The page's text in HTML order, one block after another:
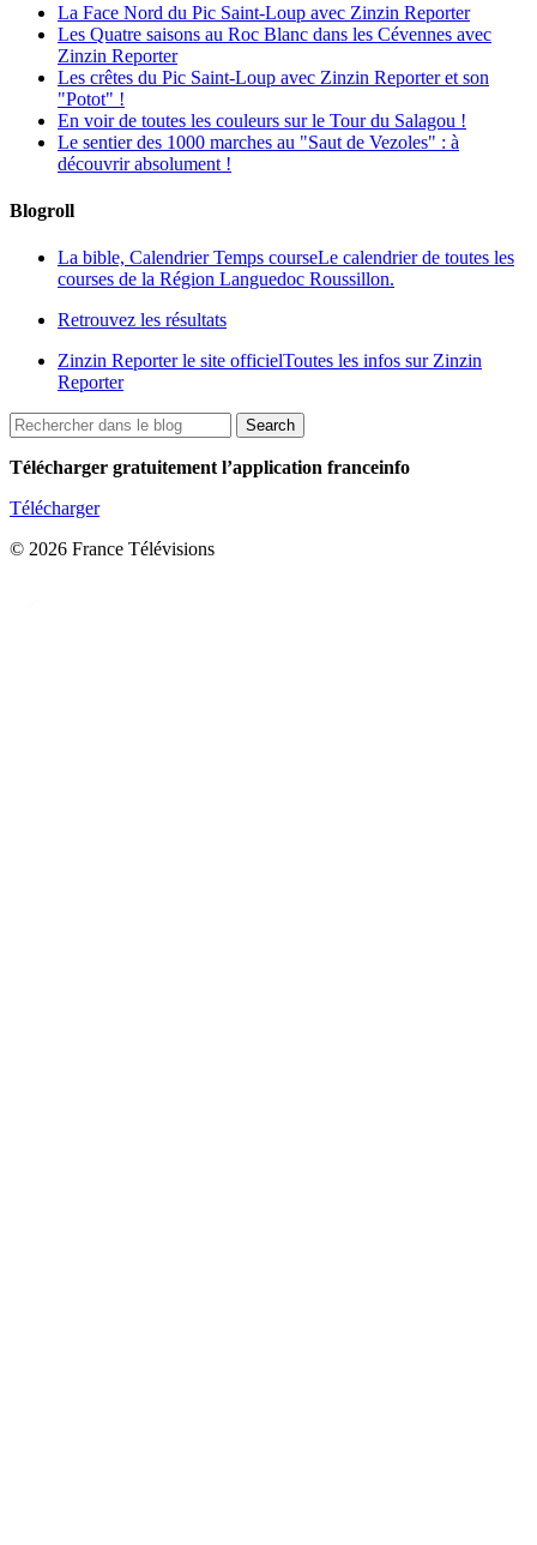
La Face Nord du Pic Saint-Loup avec Zinzin Reporter
Les Quatre saisons au Roc Blanc dans les Cévennes avec
Zinzin Reporter
Les crêtes du Pic Saint-Loup avec Zinzin Reporter et son
"Potot" !
En voir de toutes les couleurs sur le Tour du Salagou !
Le sentier des 1000 marches au "Saut de Vezoles" : à
découvrir absolument !
Blogroll
La bible, Calendrier Temps courseLe calendrier de toutes les
courses de la Région Languedoc Roussillon.
Retrouvez les résultats
Zinzin Reporter le site officielToutes les infos sur Zinzin
Reporter
Télécharger gratuitement l’application franceinfo
Télécharger
© 2026 France Télévisions